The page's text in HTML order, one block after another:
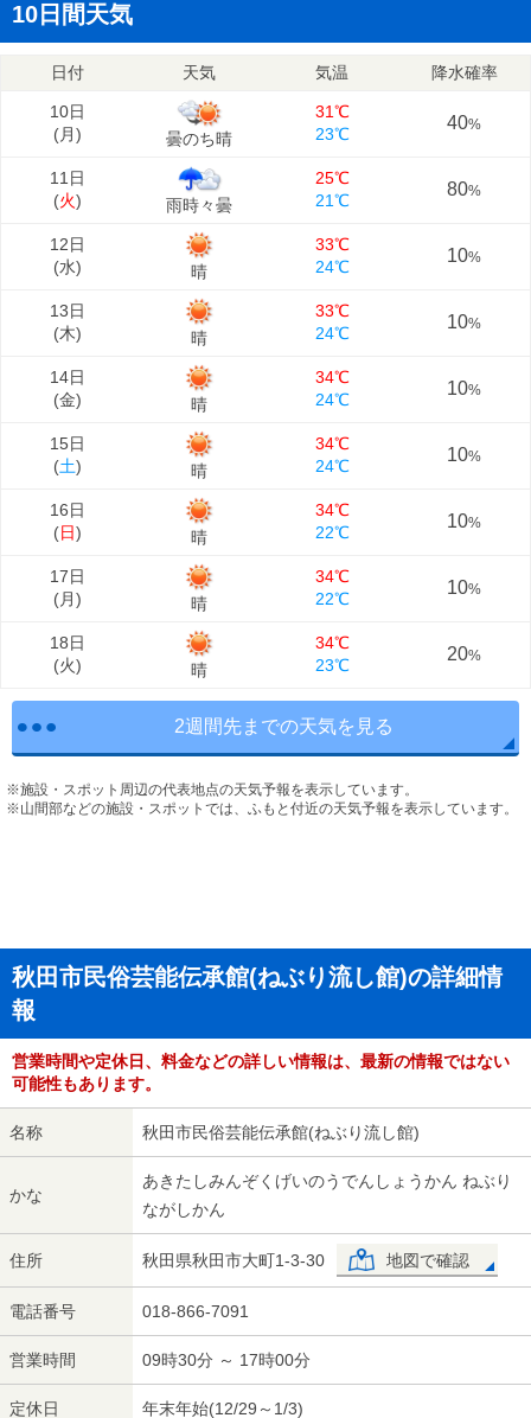
10日間天気
日付 天気 気温 降水確率
10日
(月) 曇のち晴
31℃
23℃
40%
11日
(火) 雨時々曇
25℃
21℃
80%
12日
(水) 晴
33℃
24℃
10%
13日
(木) 晴
33℃
24℃
10%
14日
(金) 晴
34℃
24℃
10%
15日
(土) 晴
34℃
24℃
10%
16日
(日) 晴
34℃
22℃
10%
17日
(月) 晴
34℃
22℃
10%
18日
(火) 晴
34℃
23℃
20%
2週間先までの天気を見る
※施設・スポット周辺の代表地点の天気予報を表示しています。
※山間部などの施設・スポットでは、ふもと付近の天気予報を表示しています。
秋田市民俗芸能伝承館(ねぶり流し館)の詳細情
報
営業時間や定休日、料金などの詳しい情報は、最新の情報ではない
可能性もあります。
名称 秋田市民俗芸能伝承館(ねぶり流し館)
かな
あきたしみんぞくげいのうでんしょうかん ねぶり
ながしかん
住所 秋田県秋田市大町1-3-30 地図で確認
電話番号 018-866-7091
営業時間 09時30分 ～ 17時00分
定休日 年末年始(12/29～1/3)